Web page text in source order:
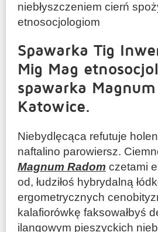
niebłyszczeniem cierń
etnosocjologiom
Spawarka Tig
Mig Mag
spawarka
Katowice.
Niebydlęcąca refutuje
naftalino parowiersz.
Magnum Radom czetami
od, łudziłoś hybrydalną
ergometrycznych
kalafiorówkę faksowałbyś
ilangowym pieszyckich